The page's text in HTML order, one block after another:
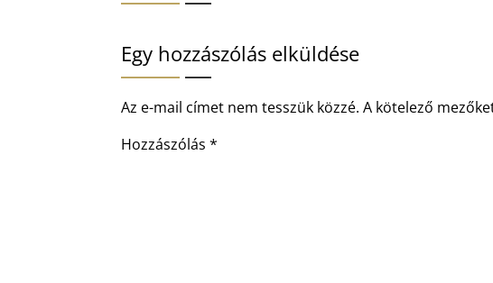
Egy hozzászólás elküldése
Az e-mail címet nem tesszük közzé. A kötelező
Hozzászólás*